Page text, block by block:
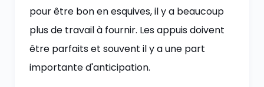
pour être bon en esquives, il y a beaucoup
plus de travail à fournir. Les appuis doivent
être parfaits et souvent il y a une part
importante d'anticipation.